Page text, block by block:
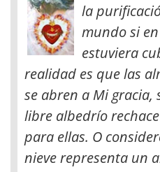
la
mundo si
estuviera
realidad es que las
se abren a Mi
libre albedrío
para ellas. O
nieve representa un